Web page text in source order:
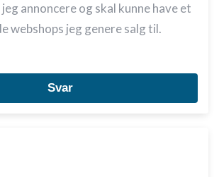
annoncere og skal kunne have et
webshops jeg genere salg til.
Svar